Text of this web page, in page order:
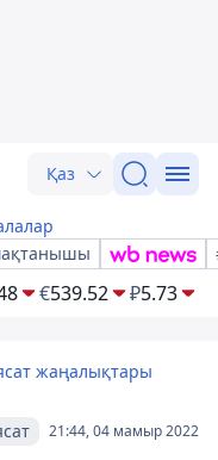
Қаз
€539.52 ₽5.73
жаңалықтары
21:44, 04 мамыр 2022